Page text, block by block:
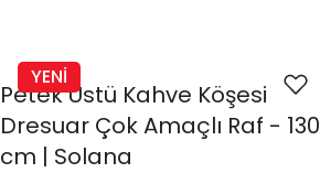
YENİ
Petek Üstü Kahve Köşesi
Dresuar Çok Amaçlı Raf - 130
cm | Solana